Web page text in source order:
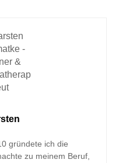
gründete ich die
zu meinem Beruf,